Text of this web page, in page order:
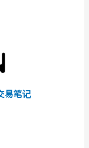
易笔记